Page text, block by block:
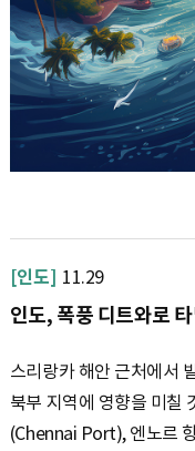
[인도] 11.29
인도, 폭풍 디트와로
스리랑카 해안 근처에서
북부 지역에 영향을 미칠
(Chennai Port), 엔노르